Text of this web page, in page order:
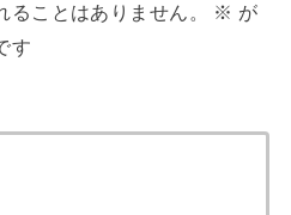
ることはありません。 ※ が
す